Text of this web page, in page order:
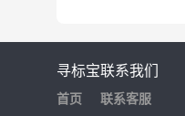
寻标宝
首页
联系我们
联系客服